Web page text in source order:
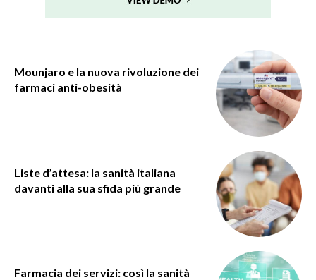
Mounjaro e la nuova rivoluzione dei
farmaci anti-obesità
Liste d’attesa: la sanità italiana
davanti alla sua sfida più grande
Farmacia dei servizi: così la sanità